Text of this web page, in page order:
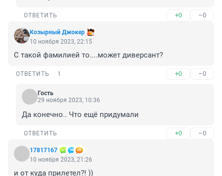
ОТВЕТИТЬ +0 –0
Козырный Джокер
10 ноября 2023, 22:15
С такой фамилией то....может диверсант?
ОТВЕТИТЬ 1 +0 –0
Гость
29 ноября 2023, 10:36
Да конечно.. Что ещё придумали
ОТВЕТИТЬ +0 –0
17817167
10 ноября 2023, 21:26
и от куда прилетел?! ))